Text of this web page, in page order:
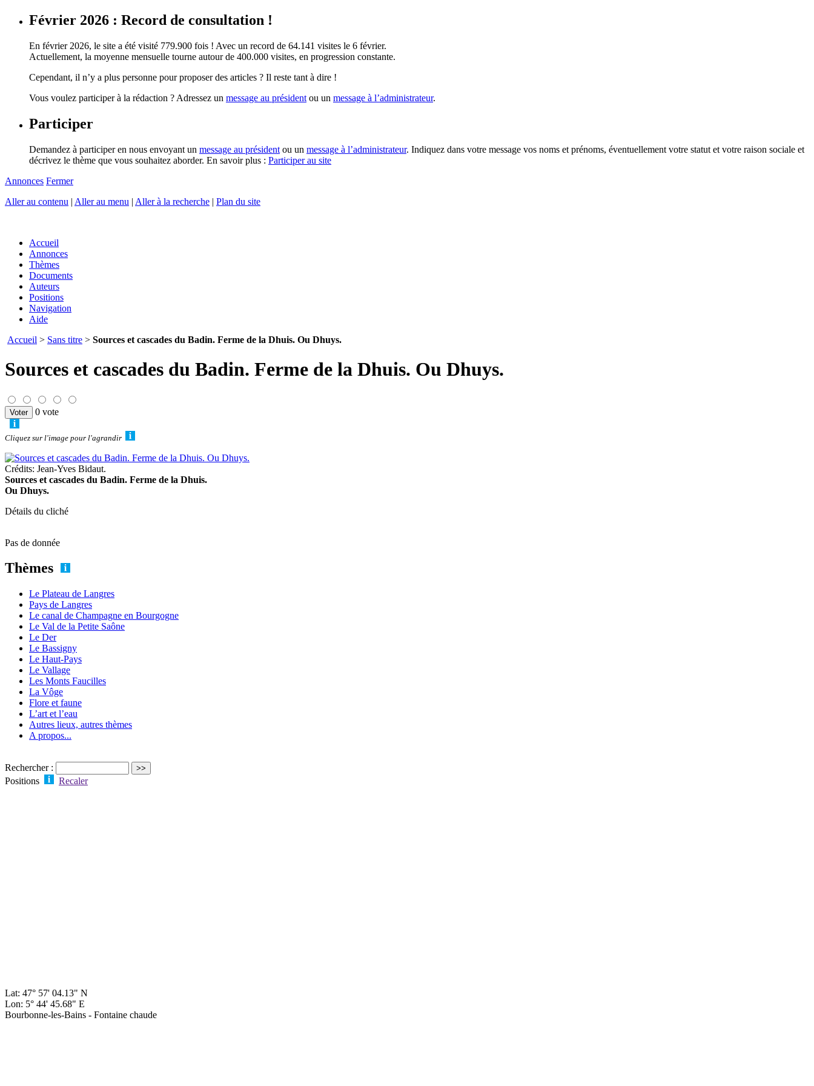
Février 2026 : Record de consultation !
En février 2026, le site a été visité 779.900 fois ! Avec un record de 64.141 visites le 6 février.
Actuellement, la moyenne mensuelle tourne autour de 400.000 visites, en progression constante.
Cependant, il n’y a plus personne pour proposer des articles ? Il reste tant à dire !
Vous voulez participer à la rédaction ? Adressez un message au président ou un message à l’administrateur.
Participer
Demandez à participer en nous envoyant un message au président ou un message à l’administrateur. Indiquez dans votre message vos noms et prénoms, éventuellement votre statut et votre raison sociale et
décrivez le thème que vous souhaitez aborder. En savoir plus : Participer au site
Annonces Fermer
Aller au contenu | Aller au menu | Aller à la recherche | Plan du site
Accueil
Annonces
Thèmes
Documents
Auteurs
Positions
Navigation
Aide
Accueil > Sans titre > Sources et cascades du Badin. Ferme de la Dhuis. Ou Dhuys.
Sources et cascades du Badin. Ferme de la Dhuis. Ou Dhuys.
0 vote
Cliquez sur l'image pour l'agrandir
Crédits: Jean-Yves Bidaut.
Sources et cascades du Badin. Ferme de la Dhuis.
Ou Dhuys.
Détails du cliché
Pas de donnée
Thèmes
Le Plateau de Langres
Pays de Langres
Le canal de Champagne en Bourgogne
Le Val de la Petite Saône
Le Der
Le Bassigny
Le Haut-Pays
Le Vallage
Les Monts Faucilles
La Vôge
Flore et faune
L’art et l’eau
Autres lieux, autres thèmes
A propos...
Rechercher :
Positions
Recaler
Lat: 47° 57' 04.13" N
Lon: 5° 44' 45.68" E
Bourbonne-les-Bains - Fontaine chaude